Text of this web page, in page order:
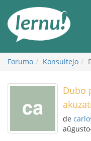
enhavo
Forumo Konsultejo
Dubo
de